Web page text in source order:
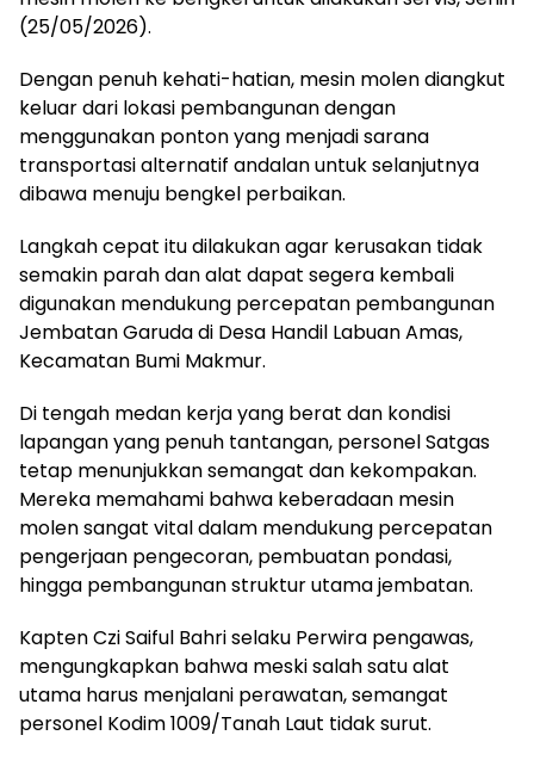
(25/05/2026).
Dengan penuh kehati-hatian, mesin molen diangkut
keluar dari lokasi pembangunan dengan
menggunakan ponton yang menjadi sarana
transportasi alternatif andalan untuk selanjutnya
dibawa menuju bengkel perbaikan.
Langkah cepat itu dilakukan agar kerusakan tidak
semakin parah dan alat dapat segera kembali
digunakan mendukung percepatan pembangunan
Jembatan Garuda di Desa Handil Labuan Amas,
Kecamatan Bumi Makmur.
Di tengah medan kerja yang berat dan kondisi
lapangan yang penuh tantangan, personel Satgas
tetap menunjukkan semangat dan kekompakan.
Mereka memahami bahwa keberadaan mesin
molen sangat vital dalam mendukung percepatan
pengerjaan pengecoran, pembuatan pondasi,
hingga pembangunan struktur utama jembatan.
Kapten Czi Saiful Bahri selaku Perwira pengawas,
mengungkapkan bahwa meski salah satu alat
utama harus menjalani perawatan, semangat
personel Kodim 1009/Tanah Laut tidak surut.